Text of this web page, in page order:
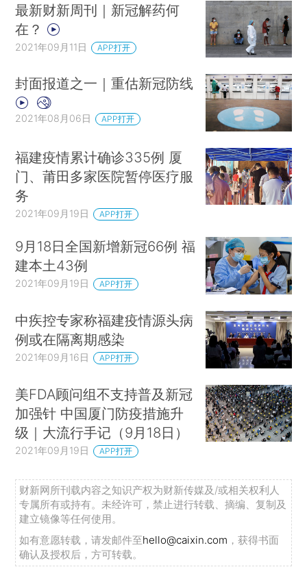
最新财新周刊｜新冠解药何
在？
2021年09月11日 APP打开
封面报道之一｜重估新冠防线
2021年08月06日 APP打开
福建疫情累计确诊335例 厦
门、莆田多家医院暂停医疗服
务
2021年09月19日 APP打开
9月18日全国新增新冠66例 福
建本土43例
2021年09月19日 APP打开
中疾控专家称福建疫情源头病
例或在隔离期感染
2021年09月16日 APP打开
美FDA顾问组不支持普及新冠
加强针 中国厦门防疫措施升
级｜大流行手记（9月18日）
2021年09月19日 APP打开
财新网所刊载内容之知识产权为财新传媒及/或相关权利人
专属所有或持有。未经许可，禁止进行转载、摘编、复制及
建立镜像等任何使用。
如有意愿转载，请发邮件至hello@caixin.com ，获得书面
确认及授权后，方可转载。